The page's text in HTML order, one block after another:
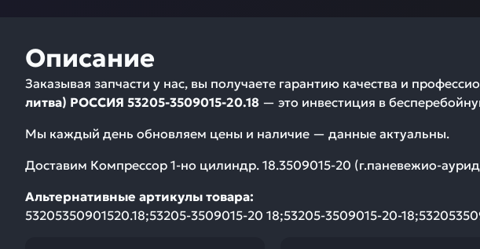
Описание
Заказывая запчасти у нас, вы получаете гарантию качества и
литва) РОССИЯ 53205-3509015-20.18 — это инвестиция в
Мы каждый день обновляем цены и наличие — данные актуальны.
Доставим Компрессор 1-но цилиндр. 18.3509015-20 (г.паневежио-
Альтернативные артикулы товара:
53205350901520.18;53205-3509015-20 18;53205-3509015-20-